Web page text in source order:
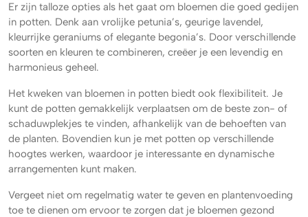
Er zijn talloze opties als het gaat om bloemen die goed gedijen
in potten. Denk aan vrolijke petunia’s, geurige lavendel,
kleurrijke geraniums of elegante begonia’s. Door verschillende
soorten en kleuren te combineren, creëer je een levendig en
harmonieus geheel.
Het kweken van bloemen in potten biedt ook flexibiliteit. Je
kunt de potten gemakkelijk verplaatsen om de beste zon- of
schaduwplekjes te vinden, afhankelijk van de behoeften van
de planten. Bovendien kun je met potten op verschillende
hoogtes werken, waardoor je interessante en dynamische
arrangementen kunt maken.
Vergeet niet om regelmatig water te geven en plantenvoeding
toe te dienen om ervoor te zorgen dat je bloemen gezond